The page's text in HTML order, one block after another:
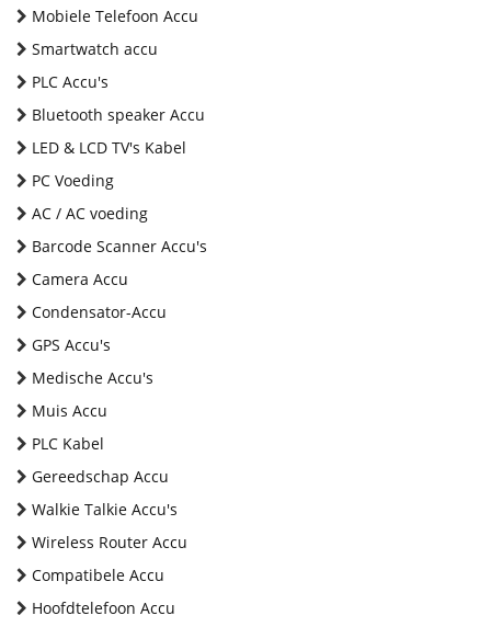
Mobiele Telefoon Accu
Smartwatch accu
PLC Accu's
Bluetooth speaker Accu
LED & LCD TV's Kabel
PC Voeding
AC / AC voeding
Barcode Scanner Accu's
Camera Accu
Condensator-Accu
GPS Accu's
Medische Accu's
Muis Accu
PLC Kabel
Gereedschap Accu
Walkie Talkie Accu's
Wireless Router Accu
Compatibele Accu
Hoofdtelefoon Accu